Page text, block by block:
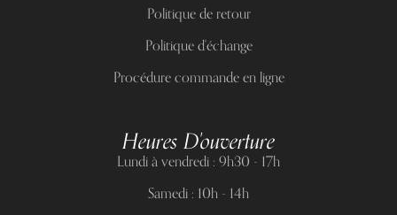
Politique de retour
Politique d'échange
Procédure commande en ligne
Heures D'ouverture
Lundi à vendredi : 9h30 - 17h
Samedi : 10h - 14h